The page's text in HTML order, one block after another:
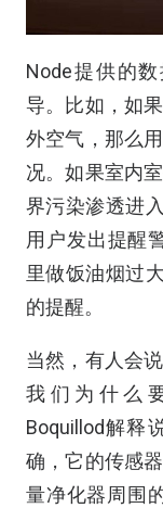
Node提供的
导。比如，如
外空气，那么
况。如果室内
界污染渗透进
用户发出提醒
里做饭油烟过
的提醒。
当然，有人会
我们为什么
Boquillod解释
确，它的传感
量净化器周围